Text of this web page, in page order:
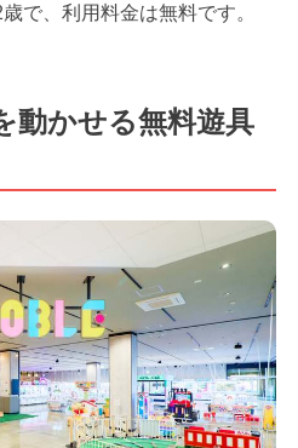
で、利用料金は無料です。
動かせる無料遊具